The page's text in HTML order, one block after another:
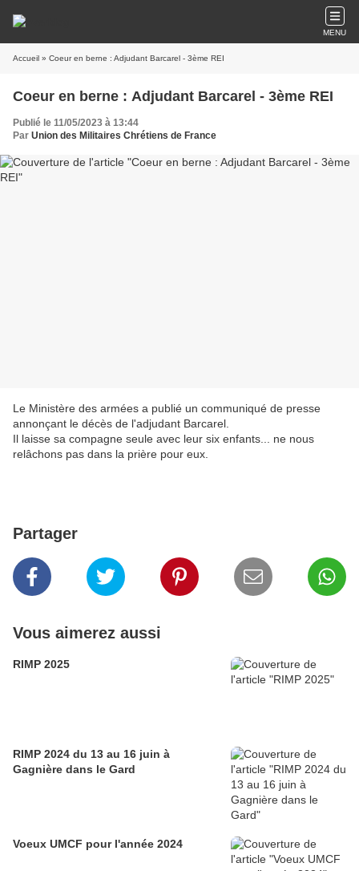
MENU
Accueil » Coeur en berne : Adjudant Barcarel - 3ème REI
Coeur en berne : Adjudant Barcarel - 3ème REI
Publié le 11/05/2023 à 13:44
Par Union des Militaires Chrétiens de France
Le Ministère des armées a publié un communiqué de presse
annonçant le décès de l'adjudant Barcarel.
Il laisse sa compagne seule avec leur six enfants... ne nous
relâchons pas dans la prière pour eux.
Partager
Vous aimerez aussi
RIMP 2025
RIMP 2024 du 13 au 16 juin à
Gagnière dans le Gard
Voeux UMCF pour l'année 2024